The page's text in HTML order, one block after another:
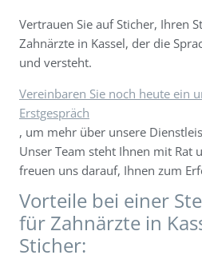
Vertrauen Sie auf Sticher, Ihren
Zahnärzte in Kassel, der die
und versteht.
Vereinbaren Sie noch heute ein
Erstgespräch
, um mehr über unsere
Unser Team steht Ihnen mit Rat
freuen uns darauf, Ihnen zum
Vorteile bei einer
für Zahnärzte in
Sticher: